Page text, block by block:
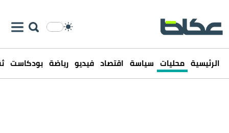
الرئيسية محليات سياسة اقتصاد فيديو رياضة بودكاست